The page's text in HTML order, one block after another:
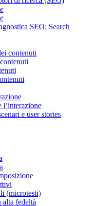
SEO: Search
contenuti
l’interazione
e user stories
(microtesti)
alta fedeltà